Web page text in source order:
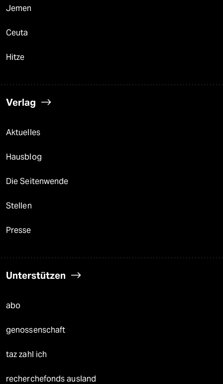
Jemen
Ceuta
Hitze
Verlag
Aktuelles
Hausblog
Die Seitenwende
Stellen
Presse
Unterstützen
abo
genossenschaft
taz zahl ich
recherchefonds ausland